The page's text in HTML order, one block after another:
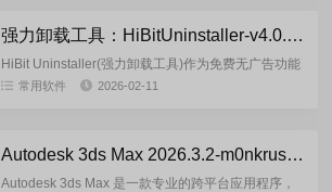
强力卸载工具：HiBitUninstaller-v4.0.10 官方正式版
HiBit Uninstaller(强力卸载工具)作为免费无广告功能
强大的软件卸载程序，有强制卸载、批量卸载程序、
常用软件 2026-02-11
Autodesk 3ds Max 2026.3.2-m0nkrus 多语言版
Autodesk 3ds Max 是一款专业的跨平台应用程序，